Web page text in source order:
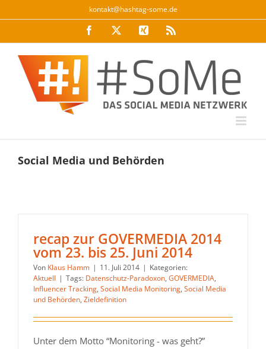
Inhalt
kontakt@hashtag-some.de
FacebookTwitterXing Rss
Social Media und Behörden
recap zur GOVERMEDIA 2014
vom 23. bis 25. Juni 2014
Von Klaus Hamm | 11. Juli 2014 | Kategorien:
Aktuell | Tags: Datenschutz-Paradoxon, GOVERMEDIA,
Influencer Tracking, Social Media Monitoring, Social Media
und Behörden, Zieldefinition
Unter dem Motto “Monitoring - was geht?”